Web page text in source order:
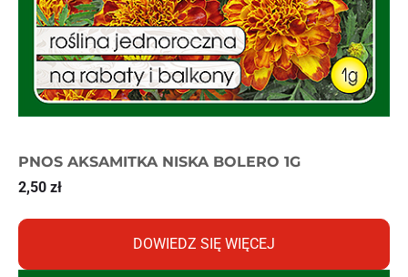
PNOS AKSAMITKA NISKA BOLERO 1G
2,50 zł
DOWIEDZ SIĘ WIĘCEJ